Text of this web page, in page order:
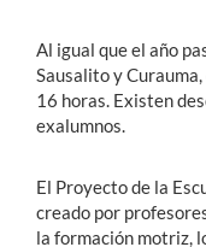
Al igual que el año
Sausalito y
16 horas. Existen
exalumnos.
El Proyecto de la
creado por
la formación motriz,